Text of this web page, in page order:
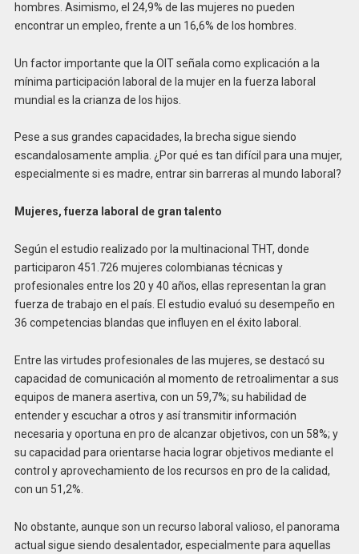
hombres. Asimismo, el 24,9% de las mujeres no pueden
encontrar un empleo, frente a un 16,6% de los hombres.
Un factor importante que la OIT señala como explicación a la
mínima participación laboral de la mujer en la fuerza laboral
mundial es la crianza de los hijos.
Pese a sus grandes capacidades, la brecha sigue siendo
escandalosamente amplia. ¿Por qué es tan difícil para una mujer,
especialmente si es madre, entrar sin barreras al mundo laboral?
Mujeres, fuerza laboral de gran talento
Según el estudio realizado por la multinacional THT, donde
participaron 451.726 mujeres colombianas técnicas y
profesionales entre los 20 y 40 años, ellas representan la gran
fuerza de trabajo en el país. El estudio evaluó su desempeño en
36 competencias blandas que influyen en el éxito laboral.
Entre las virtudes profesionales de las mujeres, se destacó su
capacidad de comunicación al momento de retroalimentar a sus
equipos de manera asertiva, con un 59,7%; su habilidad de
entender y escuchar a otros y así transmitir información
necesaria y oportuna en pro de alcanzar objetivos, con un 58%; y
su capacidad para orientarse hacia lograr objetivos mediante el
control y aprovechamiento de los recursos en pro de la calidad,
con un 51,2%.
No obstante, aunque son un recurso laboral valioso, el panorama
actual sigue siendo desalentador, especialmente para aquellas